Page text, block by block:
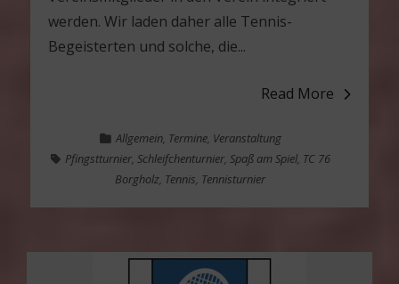
werden. Wir laden daher alle Tennis-
Begeisterten und solche, die...
Read More
Allgemein, Termine, Veranstaltung
Pfingstturnier, Schleifchenturnier, Spaß am Spiel, TC 76
Borgholz, Tennis, Tennisturnier